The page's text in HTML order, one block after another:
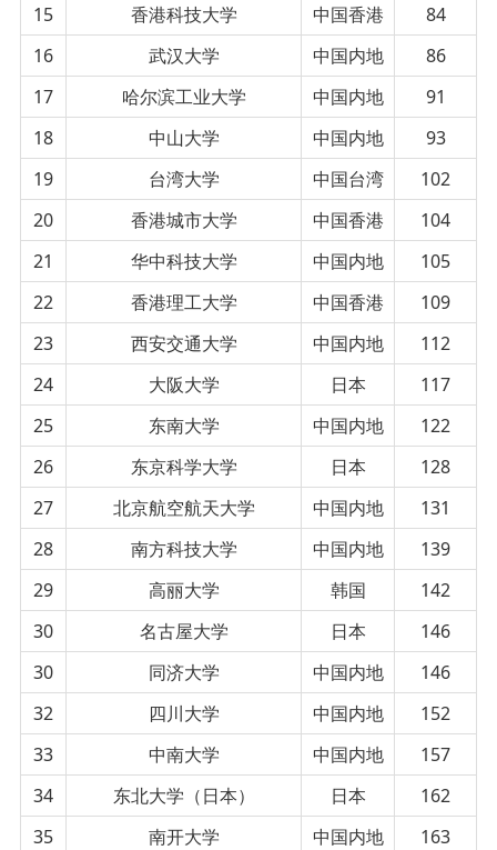
15
香港科技大学 中国香港
84
16
武汉大学 中国内地
86
17
哈尔滨工业大学 中国内地
91
18
中山大学 中国内地
93
19
台湾大学 中国台湾
102
20
香港城市大学 中国香港
104
21
华中科技大学 中国内地
105
22
香港理工大学 中国香港
109
23
西安交通大学 中国内地
112
24
大阪大学 日本
117
25
东南大学 中国内地
122
26
东京科学大学 日本
128
27
北京航空航天大学 中国内地
131
28
南方科技大学 中国内地
139
29
高丽大学 韩国
142
30
名古屋大学 日本
146
30
同济大学 中国内地
146
32
四川大学 中国内地
152
33
中南大学 中国内地
157
34
东北大学（日本） 日本
162
35
南开大学 中国内地
163